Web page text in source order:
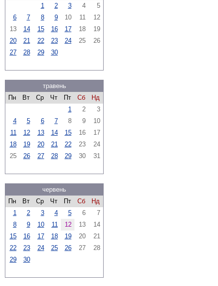
1
2 3 4
5
6
7 8 9 10 11
12
13
14 15 16 17 18
19
20
21 22 23 24 25
26
27
28 29 30
травень
Пн
Вт Ср Чт Пт Сб
Нд
1
2
3
4
5 6 7 8 9
10
11
12 13 14 15 16
17
18
19 20 21 22 23
24
25
26 27 28 29 30 31
червень
Пн
Вт Ср Чт Пт Сб
Нд
1
2 3 4 5 6
7
8
9 10 11 12 13
14
15
16 17 18 19 20
21
22
23 24 25 26 27
28
29
30